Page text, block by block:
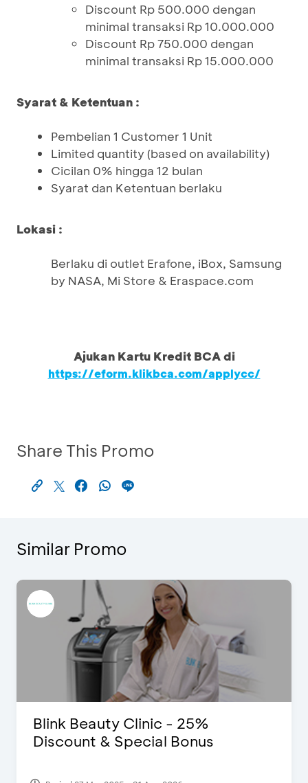
Discount Rp 500.000 dengan
minimal transaksi Rp 10.000.000
Discount Rp 750.000 dengan
minimal transaksi Rp 15.000.000
Syarat & Ketentuan :
Pembelian 1 Customer 1 Unit
Limited quantity (based on availability)
Cicilan 0% hingga 12 bulan
Syarat dan Ketentuan berlaku
Lokasi :
Berlaku di outlet Erafone, iBox, Samsung
by NASA, Mi Store & Eraspace.com
Ajukan Kartu Kredit BCA di
https://eform.klikbca.com/applycc/
Share This Promo
Similar Promo
Blink Beauty Clinic - 25%
Discount & Special Bonus